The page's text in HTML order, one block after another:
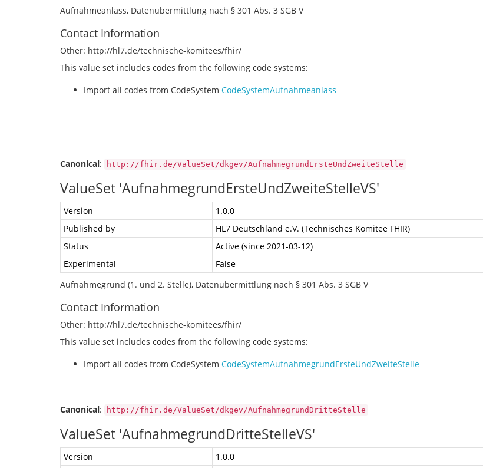
Aufnahmeanlass, Datenübermittlung nach § 301 Abs. 3 SGB V
Contact Information
Other: http://hl7.de/technische-komitees/fhir/
This value set includes codes from the following code systems:
Import all codes from CodeSystem CodeSystemAufnahmeanlass
Canonical: http://fhir.de/ValueSet/dkgev/AufnahmegrundErsteUndZweiteStelle
ValueSet 'AufnahmegrundErsteUndZweiteStelleVS'
Version
1.0.0
Published by
HL7 Deutschland e.V. (Technisches Komitee FHIR)
Status
Active (since 2021-03-12)
Experimental
False
Aufnahmegrund (1. und 2. Stelle), Datenübermittlung nach § 301 Abs. 3 SGB V
Contact Information
Other: http://hl7.de/technische-komitees/fhir/
This value set includes codes from the following code systems:
Import all codes from CodeSystem CodeSystemAufnahmegrundErsteUndZweiteStelle
Canonical: http://fhir.de/ValueSet/dkgev/AufnahmegrundDritteStelle
ValueSet 'AufnahmegrundDritteStelleVS'
Version
1.0.0